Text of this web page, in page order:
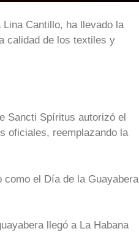
Lina Cantillo, ha llevado la
calidad de los textiles y
Sancti Spíritus autorizó el
oficiales, reemplazando la
el Día de la Guayabera
llegó a La Habana